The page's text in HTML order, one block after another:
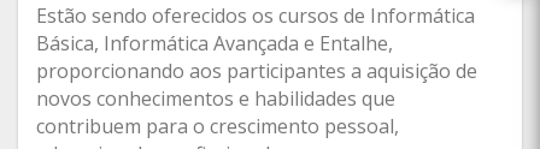
Estão sendo oferecidos os cursos de Informática
Básica, Informática Avançada e Entalhe,
proporcionando aos participantes a aquisição de
novos conhecimentos e habilidades que
contribuem para o crescimento pessoal,